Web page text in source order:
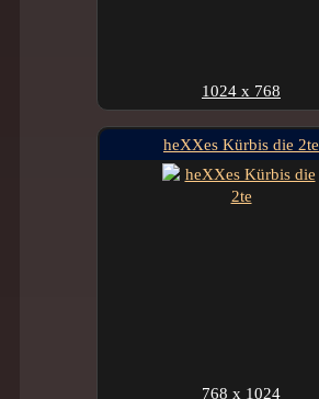
1024 x 768
heXXes Kürbis die 2te
768 x 1024